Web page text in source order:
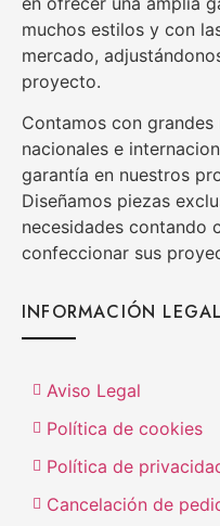
muchos estilos y con
mercado,
proyecto.
Contamos con
nacionales e
garantía en nuestros
Diseñamos piezas
necesidades contando
confeccionar sus
INFORMACIÓN LEGAL
Aviso Legal
Política de cookies
Política de
Cancelación de